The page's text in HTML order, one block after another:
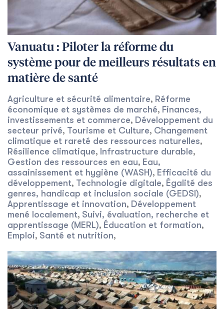
Vanuatu : Piloter la réforme du
système pour de meilleurs résultats en
matière de santé
Agriculture et sécurité alimentaire, Réforme
économique et systèmes de marché, Finances,
investissements et commerce, Développement du
secteur privé, Tourisme et Culture, Changement
climatique et rareté des ressources naturelles,
Résilience climatique, Infrastructure durable,
Gestion des ressources en eau, Eau,
assainissement et hygiène (WASH), Efficacité du
développement, Technologie digitale, Égalité des
genres, handicap et inclusion sociale (GEDSI),
Apprentissage et innovation, Développement
mené localement, Suivi, évaluation, recherche et
apprentissage (MERL), Éducation et formation,
Emploi, Santé et nutrition,